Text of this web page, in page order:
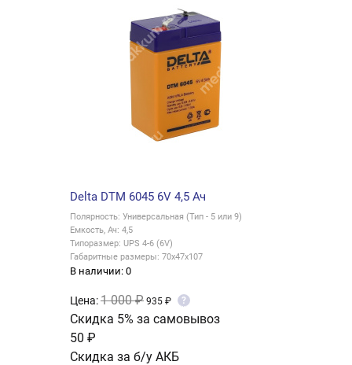
Delta DTM 6045 6V 4,5 Ач
Полярность: Универсальная (Тип - 5 или 9)
Емкость, Ач: 4,5
Типоразмер: UPS 4-6 (6V)
Габаритные размеры: 70x47x107
В наличии: 0
Цена:1 000 ₽ 935 ₽ ?
Скидка 5% за самовывоз
50 ₽
Скидка за б/у АКБ